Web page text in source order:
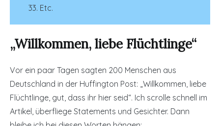
33. Etc.
„Willkommen, liebe Flüchtlinge“
Vor ein paar Tagen sagten 200 Menschen aus
Deutschland in der Huffington Post: „Willkommen, liebe
Flüchtlinge, gut, dass ihr hier seid“. Ich scrolle schnell im
Artikel, überfliege Statements und Gesichter. Dann